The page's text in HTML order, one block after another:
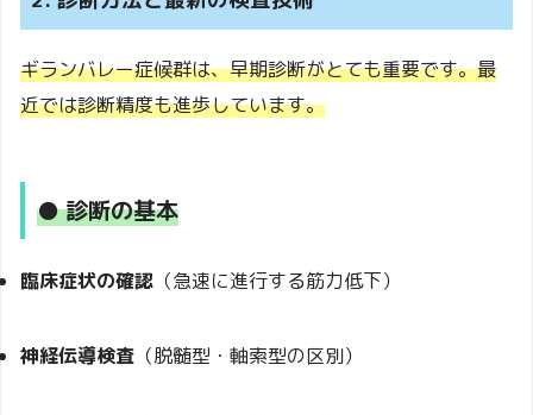
ギランバレー症候群は、早期診断がとても重要です。最
近では診断精度も進歩しています。
● 診断の基本
臨床症状の確認 （急速に進行する筋力低下）
神経伝導検査 （脱髄型・軸索型の区別）